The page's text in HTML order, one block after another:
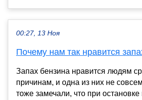
00:27, 13 Ноя
Почему нам так нравится
Запах бензина нравится людям
причинам, и одна из них не
тоже замечали, что при остановке